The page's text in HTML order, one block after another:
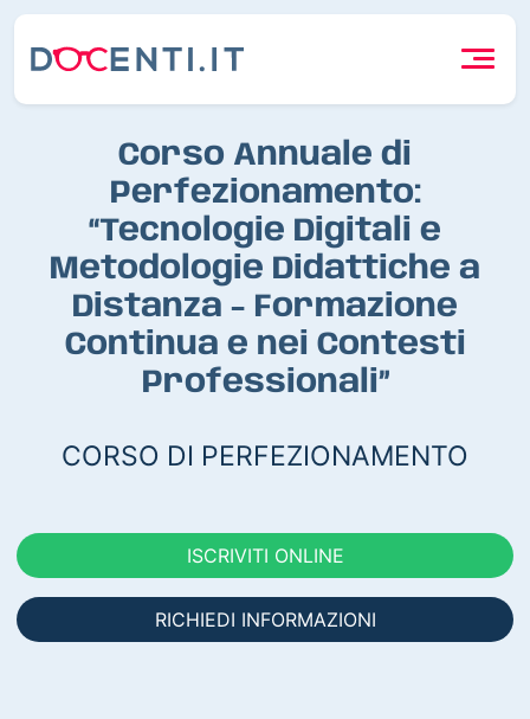
Corso Annuale di
Perfezionamento:
“Tecnologie Digitali e
Metodologie Didattiche a
Distanza - Formazione
Continua e nei Contesti
Professionali”
CORSO DI PERFEZIONAMENTO
ISCRIVITI ONLINE
RICHIEDI INFORMAZIONI